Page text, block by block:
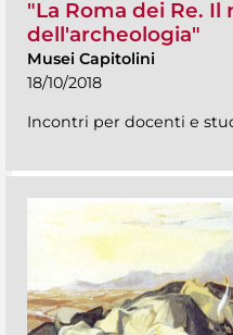
"La Roma dei Re. Il
dell'archeologia"
Musei Capitolini
18/10/2018
Incontri per docenti e